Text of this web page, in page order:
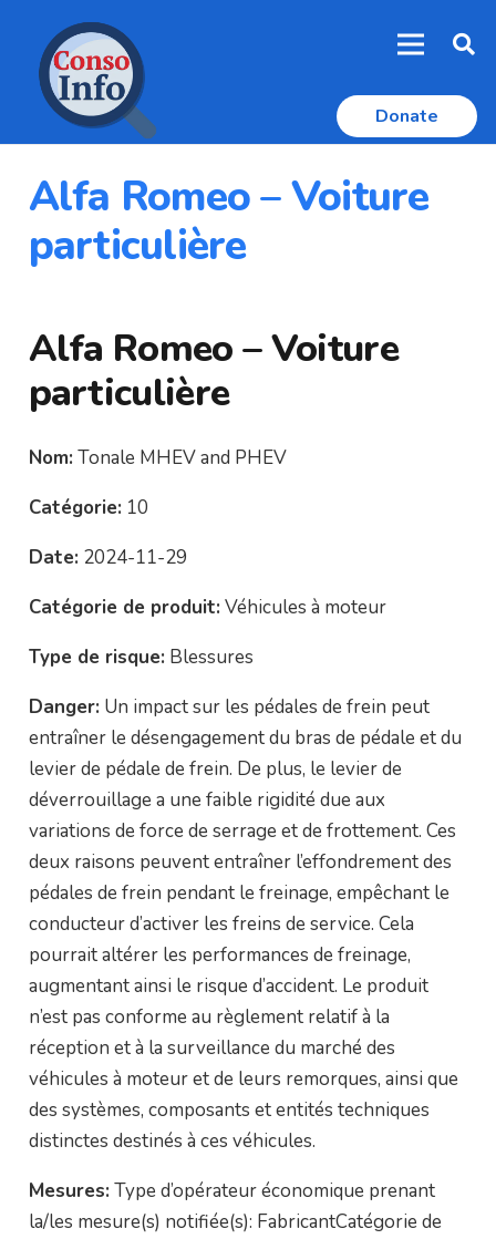
Donate
Alfa Romeo – Voiture
particulière
Alfa Romeo – Voiture
particulière
Nom: Tonale MHEV and PHEV
Catégorie: 10
Date: 2024-11-29
Catégorie de produit: Véhicules à moteur
Type de risque: Blessures
Danger: Un impact sur les pédales de frein peut
entraîner le désengagement du bras de pédale et du
levier de pédale de frein. De plus, le levier de
déverrouillage a une faible rigidité due aux
variations de force de serrage et de frottement. Ces
deux raisons peuvent entraîner l’effondrement des
pédales de frein pendant le freinage, empêchant le
conducteur d’activer les freins de service. Cela
pourrait altérer les performances de freinage,
augmentant ainsi le risque d’accident. Le produit
n’est pas conforme au règlement relatif à la
réception et à la surveillance du marché des
véhicules à moteur et de leurs remorques, ainsi que
des systèmes, composants et entités techniques
distinctes destinés à ces véhicules.
Mesures: Type d’opérateur économique prenant
la/les mesure(s) notifiée(s): FabricantCatégorie de